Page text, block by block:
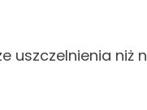
uszczelnienia niż